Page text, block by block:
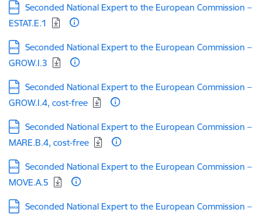
Lejupielādēt:
Seconded National Expert to the European Commission –
ESTAT.E.1
Lejupielādēt:
Seconded National Expert to the European Commission –
GROW.I.3
Lejupielādēt:
Seconded National Expert to the European Commission –
GROW.I.4, cost-free
Lejupielādēt:
Seconded National Expert to the European Commission –
MARE.B.4, cost-free
Lejupielādēt:
Seconded National Expert to the European Commission –
MOVE.A.5
Lejupielādēt:
Seconded National Expert to the European Commission –